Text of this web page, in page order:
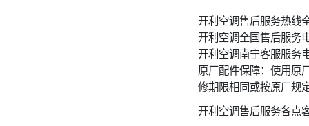
开利空调售后服务热线
开利空调全国售后服务
开利空调南宁客服服务
原厂配件保障：使用原
修期限相同或按原厂规
开利空调售后服务各点